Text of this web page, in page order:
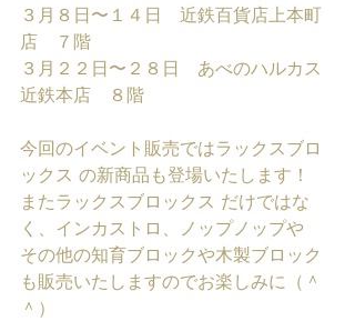
３月８日〜１４日　近鉄百貨店上本町
店　７階
３月２２日〜２８日　あべのハルカス
近鉄本店　８階
今回のイベント販売ではラックスブロ
ックス の新商品も登場いたします！
またラックスブロックス だけではな
く、インカストロ、ノップノップや
その他の知育ブロックや木製ブロック
も販売いたしますのでお楽しみに（＾
＾）